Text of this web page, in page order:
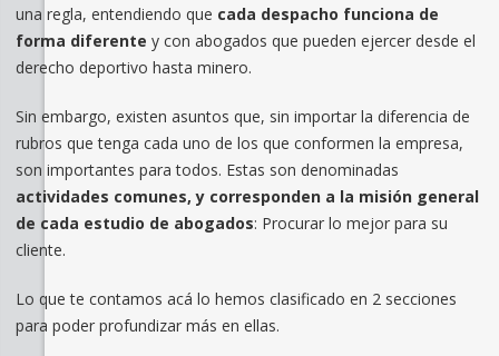
una regla, entendiendo que cada despacho funciona de
forma diferente y con abogados que pueden ejercer desde el
derecho deportivo hasta minero.
Sin embargo, existen asuntos que, sin importar la diferencia de
rubros que tenga cada uno de los que conformen la empresa,
son importantes para todos. Estas son denominadas
actividades comunes, y corresponden a la misión general
de cada estudio de abogados: Procurar lo mejor para su
cliente.
Lo que te contamos acá lo hemos clasificado en 2 secciones
para poder profundizar más en ellas.